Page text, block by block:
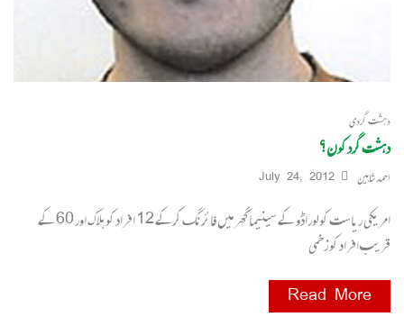
دہشت گردی
دہشت گرد کون؟
احمد شاہین July 24, 2012
امریکی ریاست کولوراڈو کے سینیما گھر میں فائرنگ کرکے 12 افراد کو ہلاک اور 60 کے
قریب افراد کو زخمی
Read More